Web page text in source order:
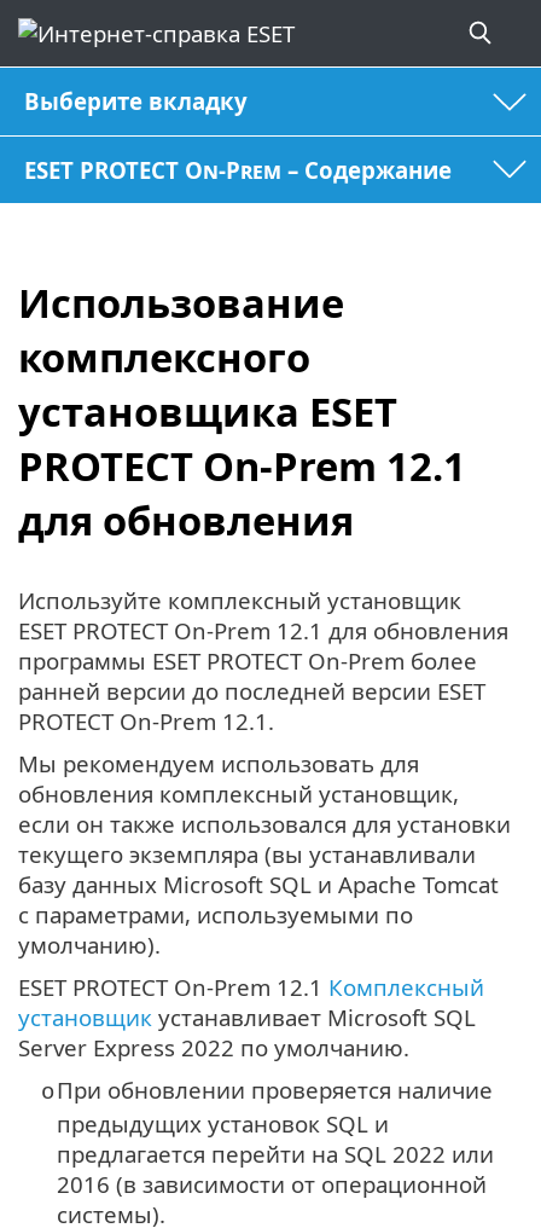
Выберите вкладку
ESET PROTECT On-Prem – Содержание
Использование
комплексного
установщика ESET
PROTECT On-Prem 12.1
для обновления
Используйте комплексный установщик
ESET PROTECT On-Prem 12.1 для обновления
программы ESET PROTECT On-Prem более
ранней версии до последней версии ESET
PROTECT On-Prem 12.1.
Мы рекомендуем использовать для
обновления комплексный установщик,
если он также использовался для установки
текущего экземпляра (вы устанавливали
базу данных Microsoft SQL и Apache Tomcat
с параметрами, используемыми по
умолчанию).
ESET PROTECT On-Prem 12.1 Комплексный
установщик устанавливает Microsoft SQL
Server Express 2022 по умолчанию.
oПри обновлении проверяется наличие
предыдущих установок SQL и
предлагается перейти на SQL 2022 или
2016 (в зависимости от операционной
системы).